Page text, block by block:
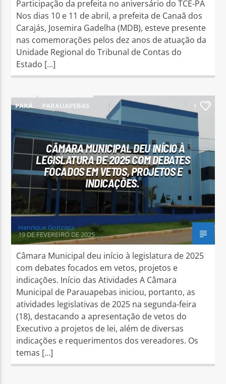
Participação da prefeita no aniversário do TCE-PA
Nos dias 10 e 11 de abril, a prefeita de Canaã dos
Carajás, Josemira Gadelha (MDB), esteve presente
nas comemorações pelos dez anos de atuação da
Unidade Regional do Tribunal de Contas do
Estado […]
PARÁ PARAUAPEBAS 1
CÂMARA MUNICIPAL DEU INÍCIO À
LEGISLATURA DE 2025 COM DEBATES
FOCADOS EM VETOS, PROJETOS E
INDICAÇÕES.
Henrique Gonzaga
19 DE FEVEREIRO DE 2025
Câmara Municipal deu início à legislatura de 2025
com debates focados em vetos, projetos e
indicações. Início das Atividades A Câmara
Municipal de Parauapebas iniciou, portanto, as
atividades legislativas de 2025 na segunda-feira
(18), destacando a apresentação de vetos do
Executivo a projetos de lei, além de diversas
indicações e requerimentos dos vereadores. Os
temas […]